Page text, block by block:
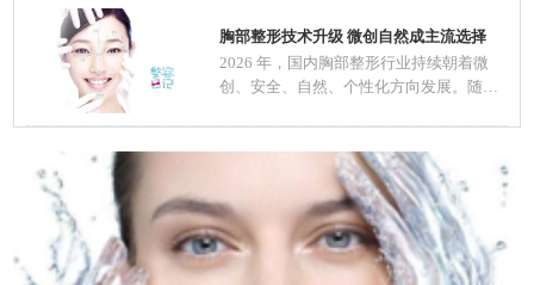
胸部整形技术升级 微创自然成主流选择
2026 年，国内胸部整形行业持续朝着微
创、安全、自然、个性化方向发展。随着